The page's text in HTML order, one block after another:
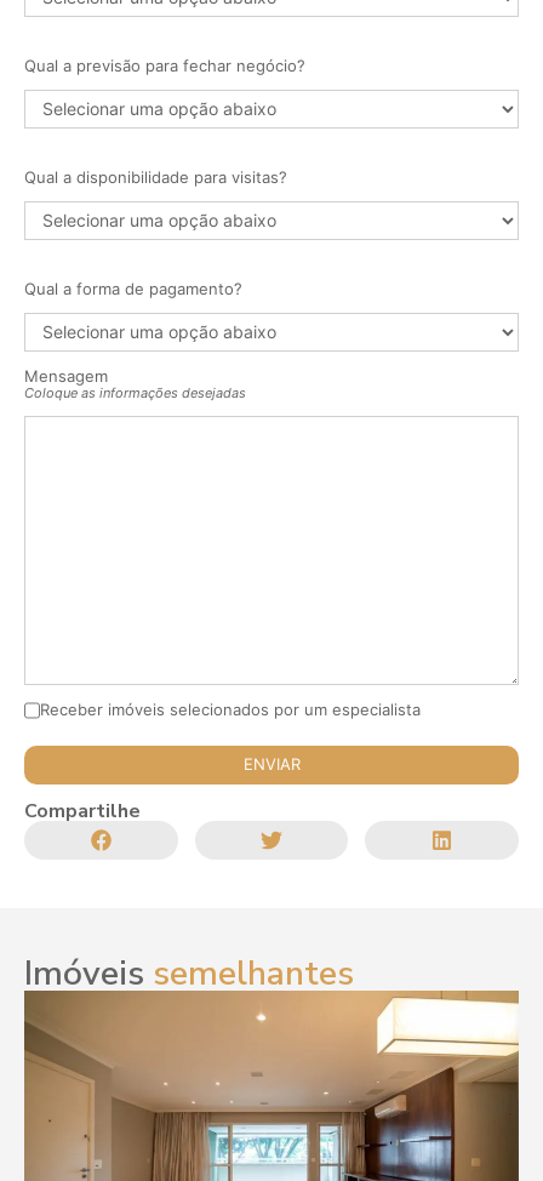
Qual a previsão para fechar negócio?
Qual a disponibilidade para visitas?
Qual a forma de pagamento?
Mensagem
Coloque as informações desejadas
Receber imóveis selecionados por um especialista
Compartilhe
Imóveis semelhantes